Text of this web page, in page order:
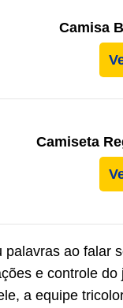
Camisa
Camiseta
palavras ao falar
e controle
a equipe